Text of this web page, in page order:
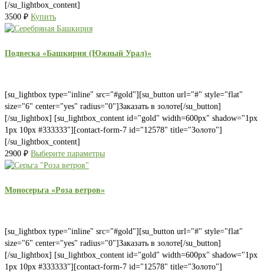
[/su_lightbox_content]
3500 ₽ Купить
Подвеска «Башкирия (Южный Урал)»
[su_lightbox type="inline" src="#gold"][su_button url="#" style="flat"
size="6" center="yes" radius="0"]Заказать в золоте[/su_button]
[/su_lightbox] [su_lightbox_content id="gold" width=600px" shadow="1px
1px 10px #333333"][contact-form-7 id="12578" title="Золото"]
[/su_lightbox_content]
2900 ₽ Выберите параметры
Моносерьга «Роза ветров»
[su_lightbox type="inline" src="#gold"][su_button url="#" style="flat"
size="6" center="yes" radius="0"]Заказать в золоте[/su_button]
[/su_lightbox] [su_lightbox_content id="gold" width=600px" shadow="1px
1px 10px #333333"][contact-form-7 id="12578" title="Золото"]